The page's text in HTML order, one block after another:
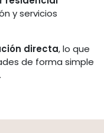
y servicios
directa, lo que
de forma simple